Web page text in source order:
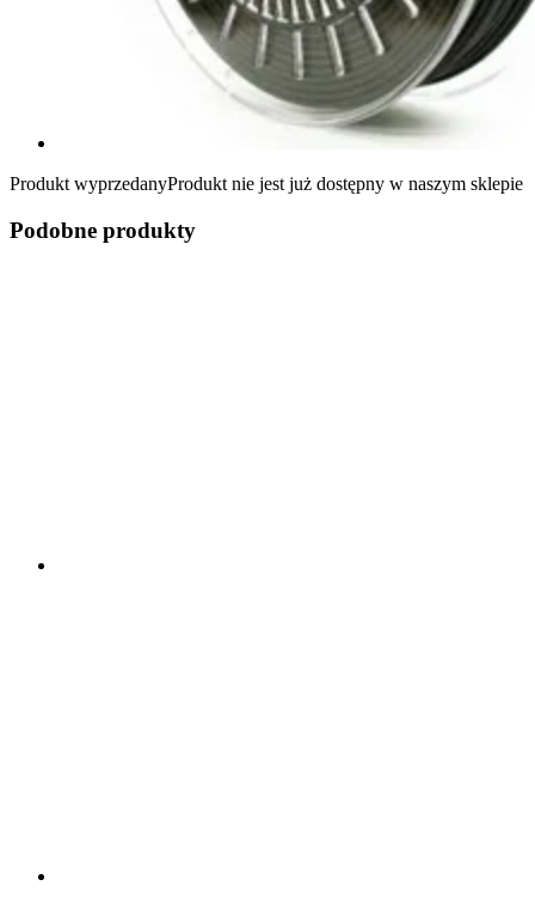
Produkt wyprzedanyProdukt nie jest już dostępny w naszym sklepie
Podobne produkty